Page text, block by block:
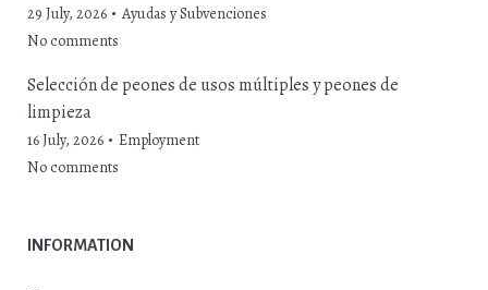
29 July, 2026
Ayudas y Subvenciones
No comments
Selección de peones de usos múltiples y peones de
limpieza
16 July, 2026
Employment
No comments
INFORMATION